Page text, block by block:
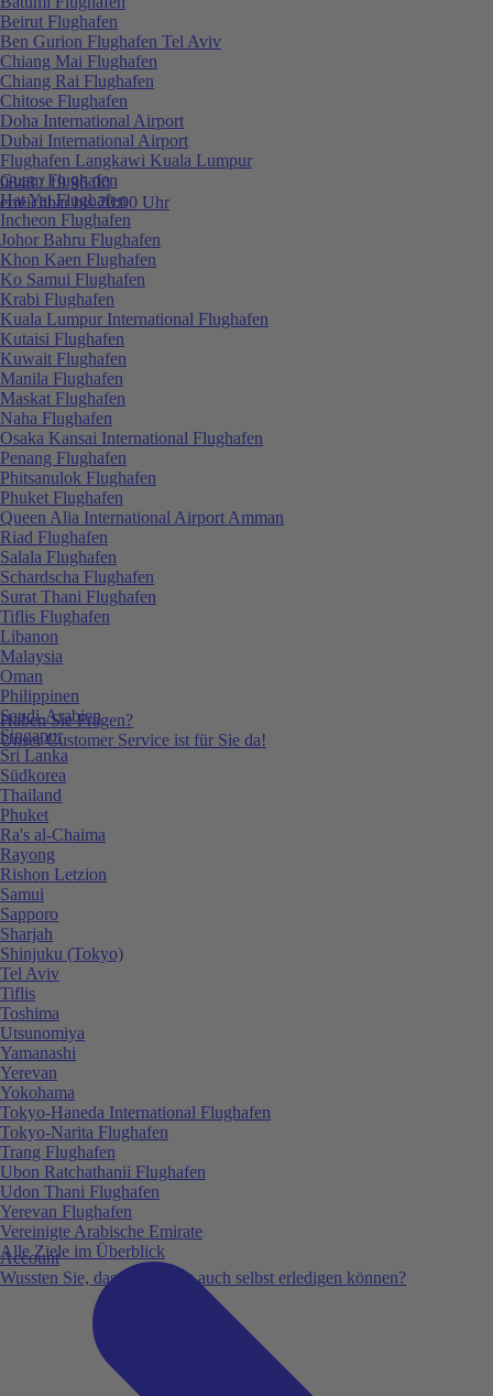
0848 / 19 96 00
erreichbar bis 20:00 Uhr
Haben Sie Fragen?
Unser Customer Service ist für Sie da!
Account
Wussten Sie, dass Sie vieles auch selbst erledigen können?
Beirut Flughafen
Ben Gurion Flughafen Tel Aviv
Chiang Mai Flughafen
Chiang Rai Flughafen
Chitose Flughafen
Doha International Airport
Dubai International Airport
Flughafen Langkawi Kuala Lumpur
Guam Flughafen
Hat Yai Flughafen
Incheon Flughafen
Johor Bahru Flughafen
Khon Kaen Flughafen
Ko Samui Flughafen
Krabi Flughafen
Kuala Lumpur International Flughafen
Kutaisi Flughafen
Kuwait Flughafen
Manila Flughafen
Maskat Flughafen
Naha Flughafen
Osaka Kansai International Flughafen
Penang Flughafen
Phitsanulok Flughafen
Phuket Flughafen
Queen Alia International Airport Amman
Riad Flughafen
Salala Flughafen
Schardscha Flughafen
Surat Thani Flughafen
Tiflis Flughafen
Libanon
Malaysia
Oman
Philippinen
Saudi-Arabien
Singapur
Sri Lanka
Südkorea
Thailand
Phuket
Ra's al-Chaima
Rayong
Rishon Letzion
Samui
Sapporo
Sharjah
Shinjuku (Tokyo)
Tel Aviv
Tiflis
Toshima
Utsunomiya
Yamanashi
Yerevan
Yokohama
Tokyo-Haneda International Flughafen
Tokyo-Narita Flughafen
Trang Flughafen
Ubon Ratchathanii Flughafen
Udon Thani Flughafen
Yerevan Flughafen
Vereinigte Arabische Emirate
Alle Ziele im Überblick